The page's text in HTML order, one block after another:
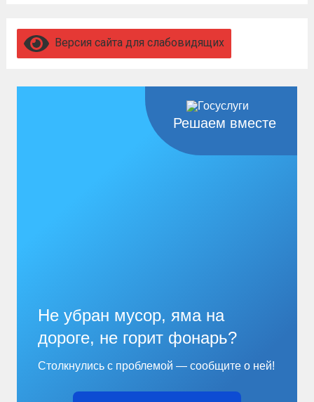
Версия сайта для слабовидящих
Решаем вместе
Не убран мусор, яма на
дороге, не горит фонарь?
Столкнулись с проблемой — сообщите о ней!